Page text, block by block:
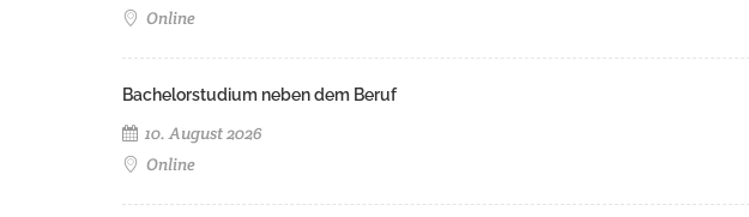
Online
Bachelorstudium neben dem Beruf
10. August 2026
Online